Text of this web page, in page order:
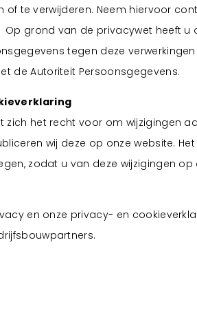
of te verwijderen. Neem hiervoor
Op grond van de privacywet heeft u
tegen deze
de Autoriteit Persoonsgegevens.
het recht voor om wijzigingen
wij deze op onze website.
zodat u van deze wijzigingen
en onze privacy- en